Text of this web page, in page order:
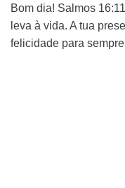
Bom dia! Salmos
leva à vida. A tua
felicidade para